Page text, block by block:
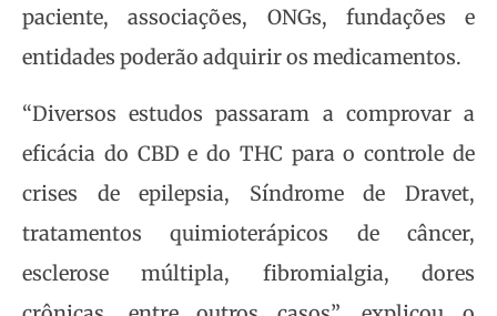
paciente, associações, ONGs, fundações e
entidades poderão adquirir os medicamentos.
“Diversos estudos passaram a comprovar a
eficácia do CBD e do THC para o controle de
crises de epilepsia, Síndrome de Dravet,
tratamentos quimioterápicos de câncer,
esclerose múltipla, fibromialgia, dores